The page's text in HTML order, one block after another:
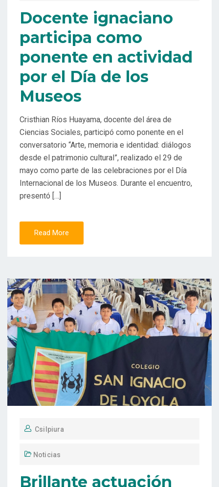
Docente ignaciano
participa como
ponente en actividad
por el Día de los
Museos
Cristhian Ríos Huayama, docente del área de
Ciencias Sociales, participó como ponente en el
conversatorio “Arte, memoria e identidad: diálogos
desde el patrimonio cultural”, realizado el 29 de
mayo como parte de las celebraciones por el Día
Internacional de los Museos. Durante el encuentro,
presentó […]
Read More
Csilpiura
Noticias
Brillante actuación